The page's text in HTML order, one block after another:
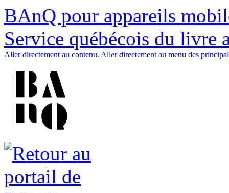
BAnQ pour appareils
Service québécois du livre
Aller directement au contenu. Aller directement au menu des